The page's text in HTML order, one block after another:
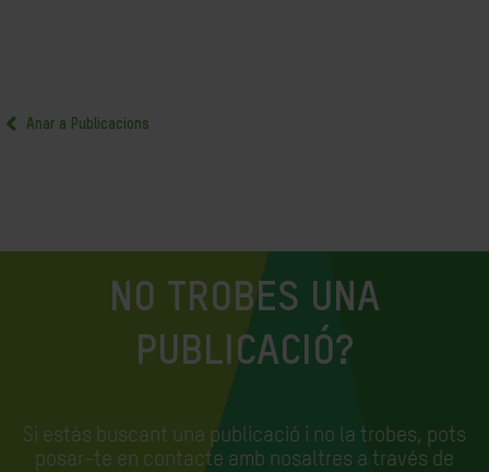
Anar a Publicacions
NO TROBES UNA
PUBLICACIÓ?
Si estàs buscant una publicació i no la trobes, pots
posar-te en contacte amb nosaltres a través de